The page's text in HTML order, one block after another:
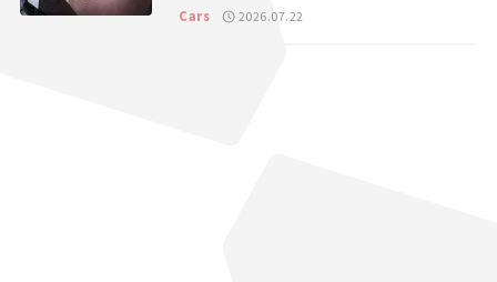
Cars 2026.07.22